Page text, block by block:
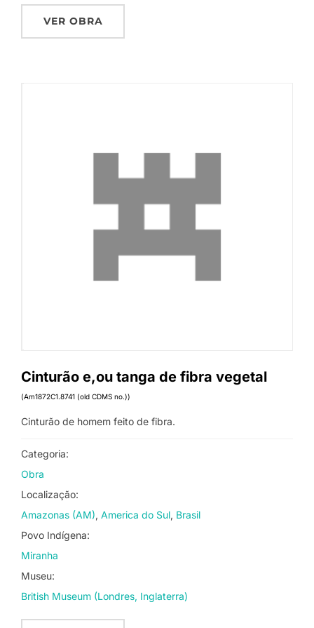
VER OBRA
Cinturão e,ou tanga de fibra vegetal
(Am1872C1.8741 (old CDMS no.))
Cinturão de homem feito de fibra.
Categoria:
Obra
Localização:
Amazonas (AM) America do Sul Brasil
Povo Indígena:
Miranha
Museu:
British Museum (Londres, Inglaterra)